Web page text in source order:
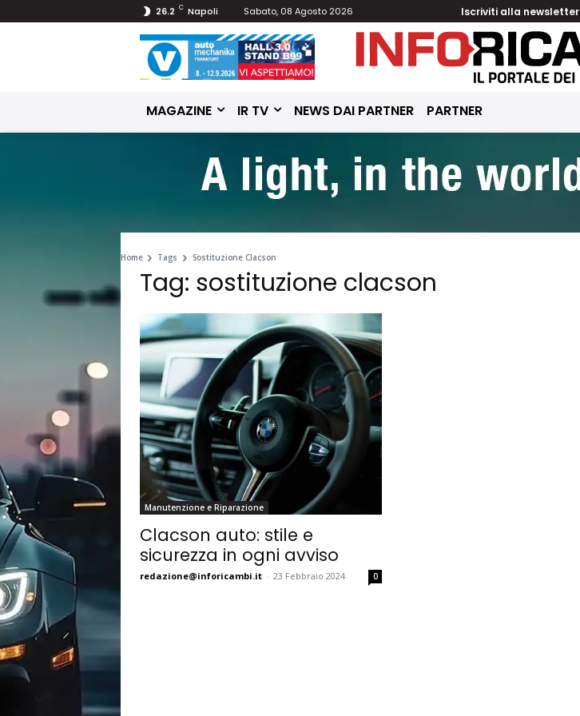
26.2 C Napoli Sabato, 08 Agosto 2026 Iscriviti alla newsletter
MAGAZINE IR TV NEWS DAI PARTNER PARTNER
Home Tags Sostituzione Clacson
Tag: sostituzione clacson
Manutenzione e Riparazione
Clacson auto: stile e
sicurezza in ogni avviso
redazione@inforicambi.it - 23 Febbraio 2024 0